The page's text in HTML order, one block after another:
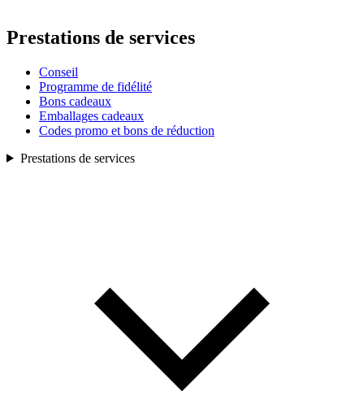
Prestations de services
Conseil
Programme de fidélité
Bons cadeaux
Emballages cadeaux
Codes promo et bons de réduction
Prestations de services